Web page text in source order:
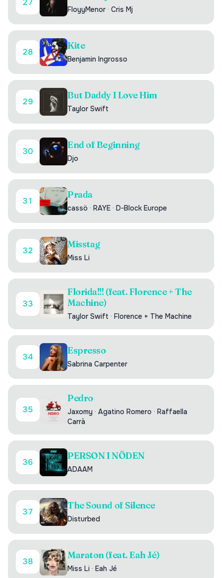
27
FloyyMenor · Cris Mj
28
Kite
Benjamin Ingrosso
29
But Daddy I Love Him
Taylor Swift
30
End of Beginning
Djo
31
Prada
cassö · RAYE · D-Block Europe
32
Misstag
Miss Li
33
Florida!!! (feat. Florence + The
Machine)
Taylor Swift · Florence + The Machine
34
Espresso
Sabrina Carpenter
35
Pedro
Jaxomy · Agatino Romero · Raffaella
Carrà
36
PERSON I NÖDEN
ADAAM
37
The Sound of Silence
Disturbed
38
Maraton (feat. Eah Jé)
Miss Li · Eah Jé